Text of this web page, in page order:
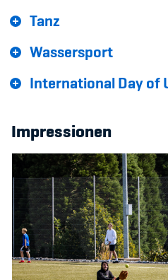
Tanz
Wassersport
International Day of
Impressionen